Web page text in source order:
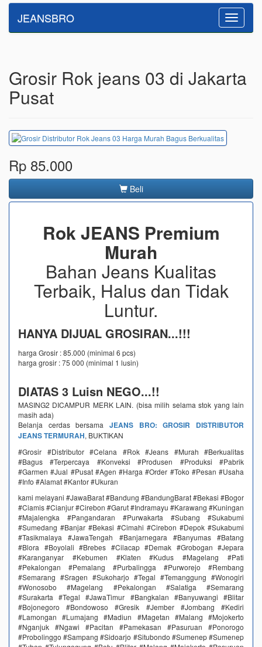
Toggle
JEANSBRO
Grosir Rok jeans 03 di Jakarta
Pusat
Rp 85.000
Beli
Rok JEANS Premium
Murah
Bahan Jeans Kualitas
Terbaik, Halus dan Tidak
Luntur.
HANYA DIJUAL GROSIRAN...!!!
harga Grosir : 85.000 (minimal 6 pcs)
harga grosir : 75 000 (minimal 1 lusin)
DIATAS 3 Luisn NEGO...!!
MASING2 DICAMPUR MERK LAIN. (bisa milih selama stok yang lain
masih ada)
Belanja cerdas bersama JEANS BRO: GROSIR DISTRIBUTOR
JEANS TERMURAH, BUKTIKAN
#Grosir #Distributor #Celana #Rok #Jeans #Murah #Berkualitas
#Bagus #Terpercaya #Konveksi #Produsen #Produksi #Pabrik
#Garmen #Jual #Pusat #Agen #Harga #Order #Toko #Pesan #Usaha
#Info #Alamat #Kantor #Ukuran
kami melayani #JawaBarat #Bandung #BandungBarat #Bekasi #Bogor
#Ciamis #Cianjur #Cirebon #Garut #Indramayu #Karawang #Kuningan
#Majalengka #Pangandaran #Purwakarta #Subang #Sukabumi
#Sumedang #Banjar #Bekasi #Cimahi #Cirebon #Depok #Sukabumi
#Tasikmalaya #JawaTengah #Banjarnegara #Banyumas #Batang
#Blora #Boyolali #Brebes #Cilacap #Demak #Grobogan #Jepara
#Karanganyar #Kebumen #Klaten #Kudus #Magelang #Pati
#Pekalongan #Pemalang #Purbalingga #Purworejo #Rembang
#Semarang #Sragen #Sukoharjo #Tegal #Temanggung #Wonogiri
#Wonosobo #Magelang #Pekalongan #Salatiga #Semarang
#Surakarta #Tegal #JawaTimur #Bangkalan #Banyuwangi #Blitar
#Bojonegoro #Bondowoso #Gresik #Jember #Jombang #Kediri
#Lamongan #Lumajang #Madiun #Magetan #Malang #Mojokerto
#Nganjuk #Ngawi #Pacitan #Pamekasan #Pasuruan #Ponorogo
#Probolinggo #Sampang #Sidoarjo #Situbondo #Sumenep #Sumenep